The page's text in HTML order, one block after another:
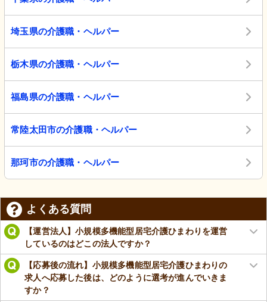
埼玉県の介護職・ヘルパー
栃木県の介護職・ヘルパー
福島県の介護職・ヘルパー
常陸太田市の介護職・ヘルパー
那珂市の介護職・ヘルパー
よくある質問
【運営法人】小規模多機能型居宅介護ひまわりを運営
しているのはどこの法人ですか？
【応募後の流れ】小規模多機能型居宅介護ひまわりの
求人へ応募した後は、どのように選考が進んでいきま
すか？